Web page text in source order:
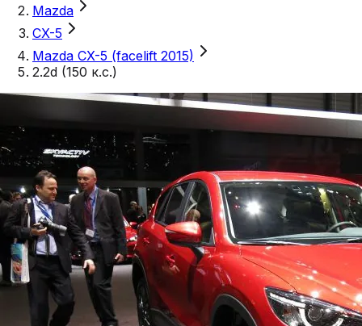
Mazda
CX-5
Mazda CX-5 (facelift 2015)
2.2d (150 к.с.)